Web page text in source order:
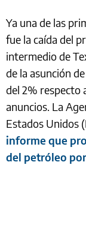
Ya una de las
fue la caída del
intermedio de
de la asunción
del 2% respecto
anuncios. La
Estados Unidos
informe que
del petróleo